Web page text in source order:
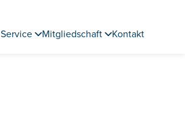
Service Mitgliedschaft Kontakt